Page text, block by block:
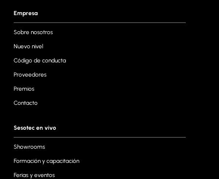
Empresa
Sobre nosotros
Nuevo nivel
Código de conducta
Proveedores
Premios
Contacto
Sesotec en vivo
Showrooms
Formación y capacitación
Ferias y eventos